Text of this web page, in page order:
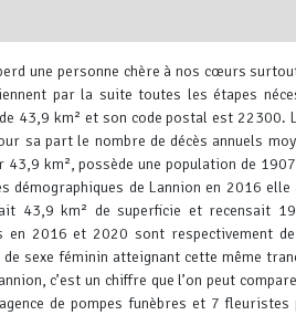
une personne chère à nos cœurs
par la suite toutes les étapes
43,9 km² et son code postal est 22300.
sa part le nombre de décès annuels
43,9 km², possède une population de
démographiques de Lannion en 2016
43,9 km² de superficie et recensait
en 2016 et 2020 sont respectivement
sexe féminin atteignant cette même
c’est un chiffre que l’on peut
de pompes funèbres et 7